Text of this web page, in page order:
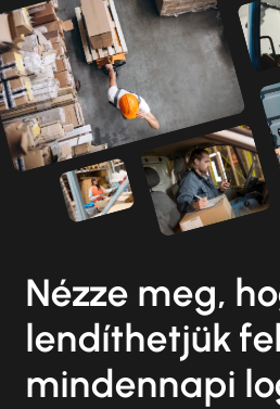
Nézze meg,
lendíthetjük fel
mindennapi